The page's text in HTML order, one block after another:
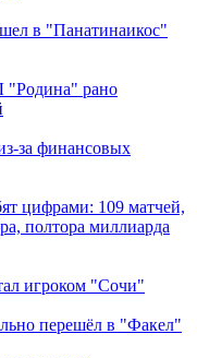
в "Панатинаикос"
"Родина" рано
за финансовых
цифрами: 109 матчей,
полтора миллиарда
игроком "Сочи"
перешёл в "Факел"